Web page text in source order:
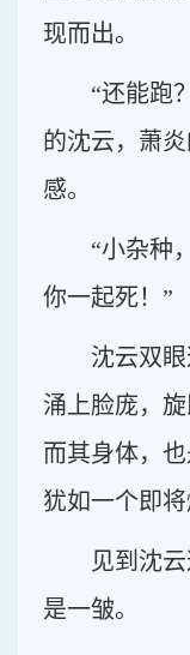
现而出。
“还能跑
的沈云，萧
感。
“小杂种
你一起死！”
沈云双
涌上脸庞，
而其身体，
犹如一个即将
见到沈
是一皱。